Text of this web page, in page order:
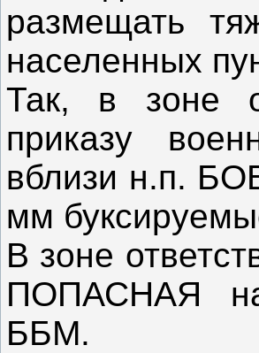
размещать
населенных
Так, в зоне
приказу
вблизи н.п.
мм
В зоне
ПОПАСНАЯ
ББМ.